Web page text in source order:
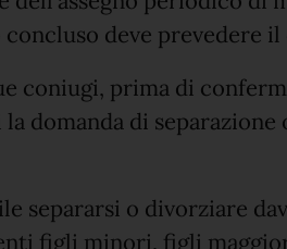
deve prevedere
coniugi, prima di
domanda di
separarsi o divorziare
figli minori, figli